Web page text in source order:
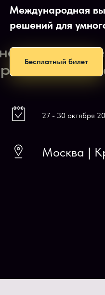
Международная
решений для
Бесплатный билет
27 - 30 октября
Москва |